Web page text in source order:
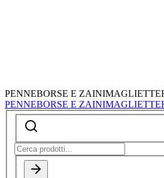
PENNEBORSE E ZAINIMAGLIETTE
PENNEBORSE E ZAINIMAGLIETTE